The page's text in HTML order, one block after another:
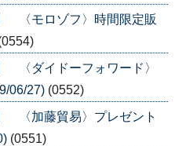
〈モロゾフ〉時間限定販
〈ダイドーフォワード〉
06/27) (0552)
〈加藤貿易〉プレゼント
(0551)